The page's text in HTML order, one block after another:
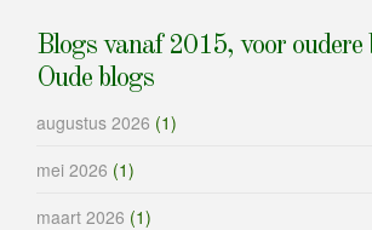
Blogs vanaf 2015, voor oudere
Oude blogs
augustus 2026 (1)
mei 2026 (1)
maart 2026 (1)